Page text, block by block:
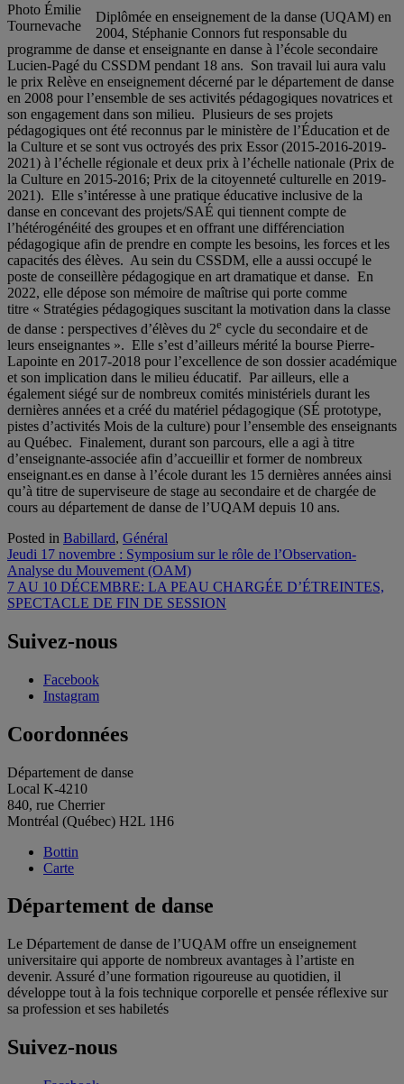
Photo Émilie
Tournevache
Diplômée en enseignement de la danse (UQAM) en
2004, Stéphanie Connors fut responsable du
programme de danse et enseignante en danse à l’école secondaire
Lucien-Pagé du CSSDM pendant 18 ans. Son travail lui aura valu
le prix Relève en enseignement décerné par le département de danse
en 2008 pour l’ensemble de ses activités pédagogiques novatrices et
son engagement dans son milieu. Plusieurs de ses projets
pédagogiques ont été reconnus par le ministère de l’Éducation et de
la Culture et se sont vus octroyés des prix Essor (2015-2016-2019-
2021) à l’échelle régionale et deux prix à l’échelle nationale (Prix de
la Culture en 2015-2016; Prix de la citoyenneté culturelle en 2019-
2021). Elle s’intéresse à une pratique éducative inclusive de la
danse en concevant des projets/SAÉ qui tiennent compte de
l’hétérogénéité des groupes et en offrant une différenciation
pédagogique afin de prendre en compte les besoins, les forces et les
capacités des élèves. Au sein du CSSDM, elle a aussi occupé le
poste de conseillère pédagogique en art dramatique et danse. En
2022, elle dépose son mémoire de maîtrise qui porte comme
titre « Stratégies pédagogiques suscitant la motivation dans la classe
de danse : perspectives d’élèves du 2e cycle du secondaire et de
leurs enseignantes ». Elle s’est d’ailleurs mérité la bourse Pierre-
Lapointe en 2017-2018 pour l’excellence de son dossier académique
et son implication dans le milieu éducatif. Par ailleurs, elle a
également siégé sur de nombreux comités ministériels durant les
dernières années et a créé du matériel pédagogique (SÉ prototype,
pistes d’activités Mois de la culture) pour l’ensemble des enseignants
au Québec. Finalement, durant son parcours, elle a agi à titre
d’enseignante-associée afin d’accueillir et former de nombreux
enseignant.es en danse à l’école durant les 15 dernières années ainsi
qu’à titre de superviseure de stage au secondaire et de chargée de
cours au département de danse de l’UQAM depuis 10 ans.
Posted in Babillard, Général
Navigation
de
l'article
Jeudi 17 novembre : Symposium sur le rôle de l’Observation-
Analyse du Mouvement (OAM)
7 AU 10 DÉCEMBRE: LA PEAU CHARGÉE D’ÉTREINTES,
SPECTACLE DE FIN DE SESSION
Suivez-nous
Facebook
Instagram
Coordonnées
Département de danse
Local K-4210
840, rue Cherrier
Montréal (Québec) H2L 1H6
Bottin
Carte
Département de danse
Le Département de danse de l’UQAM offre un enseignement
universitaire qui apporte de nombreux avantages à l’artiste en
devenir. Assuré d’une formation rigoureuse au quotidien, il
développe tout à la fois technique corporelle et pensée réflexive sur
sa profession et ses habiletés
Suivez-nous